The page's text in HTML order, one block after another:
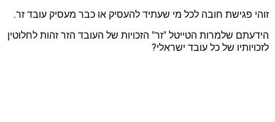
זוהי פגישת חובה לכל מי שעתיד להעסיק או כבר מעסיק עובד זר.
הידעתם שלמרות הטייטל "זר" הזכויות של העובד הזר זהות לחלוטין
לזכויותיו של כל עובד ישראלי?